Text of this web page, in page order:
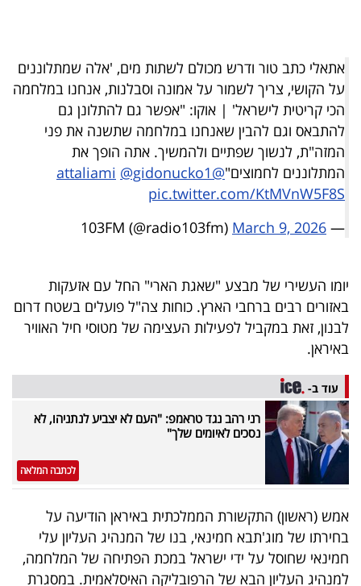
ניוזלטרים
מייל
אדום
פרסמו
עקבו
אחרינו:
אתאלי כתב טור ודרש מכולם לשתות מים, 'אלה שמתלוננים
על הקושי, צריך לשמור על אמונה וסבלנות, אנחנו במלחמה
הכי קריטית לישראל' | אוקו: "אפשר גם להתלונן גם
להתבאס וגם להבין שאנחנו במלחמה שתשנה את פני
המזה"ת, לנשוך שפתיים ולהמשיך. אתה הופך את
המתלוננים לחמוצים"@attaliami
@gidonucko1
pic.twitter.com/KtMVnW5F8S
— 103FM (@radio103fm)
March 9, 2026
יומו העשירי של מבצע "שאגת הארי" החל עם אזעקות
באזורים רבים ברחבי הארץ. כוחות צה"ל פועלים בשטח דרום
לבנון, זאת במקביל לפעילות העצימה של מטוסי חיל האוויר
באיראן.
עוד ב-
רני רהב נגד טראמפ: "העם לא יצביע לנתניהו, לא
נסכים לאיומים שלך"
לכתבה המלאה
אמש (ראשון) התקשורת הממלכתית באיראן הודיעה על
בחירתו של מוג'תבא חמינאי, בנו של המנהיג העליון עלי
חמינאי שחוסל על ידי ישראל במכת הפתיחה של המלחמה,
למנהיג העליון הבא של הרפובליקה האיסלאמית. במסגרת